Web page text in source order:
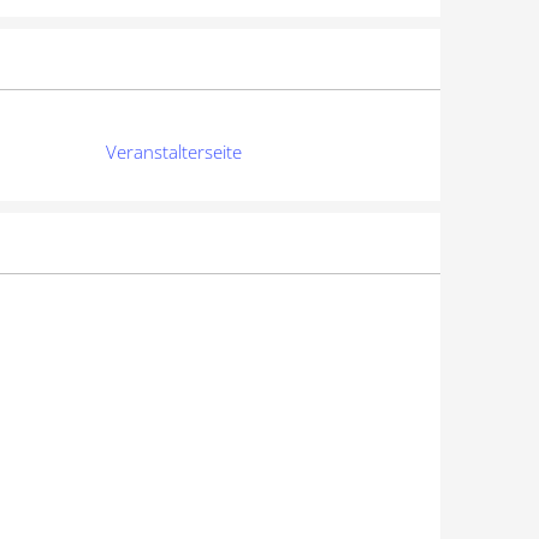
Veranstalterseite